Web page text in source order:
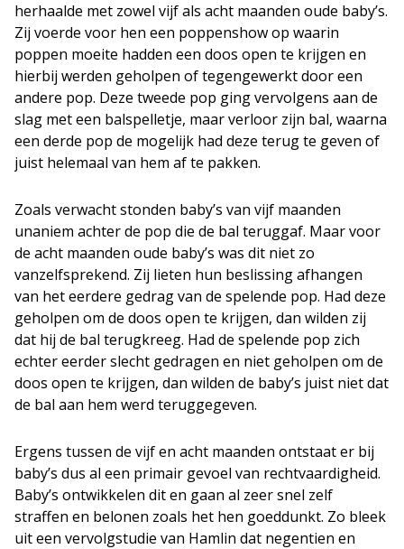
herhaalde met zowel vijf als acht maanden oude baby’s.
Zij voerde voor hen een poppenshow op waarin
poppen moeite hadden een doos open te krijgen en
hierbij werden geholpen of tegengewerkt door een
andere pop. Deze tweede pop ging vervolgens aan de
slag met een balspelletje, maar verloor zijn bal, waarna
een derde pop de mogelijk had deze terug te geven of
juist helemaal van hem af te pakken.
Zoals verwacht stonden baby’s van vijf maanden
unaniem achter de pop die de bal teruggaf. Maar voor
de acht maanden oude baby’s was dit niet zo
vanzelfsprekend. Zij lieten hun beslissing afhangen
van het eerdere gedrag van de spelende pop. Had deze
geholpen om de doos open te krijgen, dan wilden zij
dat hij de bal terugkreeg. Had de spelende pop zich
echter eerder slecht gedragen en niet geholpen om de
doos open te krijgen, dan wilden de baby’s juist niet dat
de bal aan hem werd teruggegeven.
Ergens tussen de vijf en acht maanden ontstaat er bij
baby’s dus al een primair gevoel van rechtvaardigheid.
Baby’s ontwikkelen dit en gaan al zeer snel zelf
straffen en belonen zoals het hen goeddunkt. Zo bleek
uit een vervolgstudie van Hamlin dat negentien en